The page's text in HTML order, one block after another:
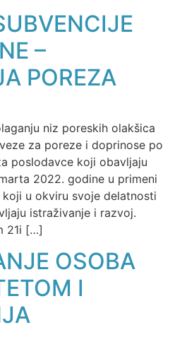
–
POREZA
niz poreskih olakšica
za poreze i doprinose po
poslodavce koji obavljaju
2022. godine u primeni
u okviru svoje delatnosti
istraživanje i razvoj.
21i […]
OSOBA
I